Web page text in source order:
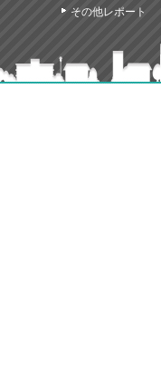
その他レポート